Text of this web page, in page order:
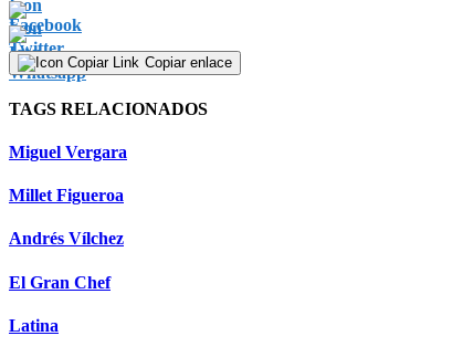
Copiar enlace
TAGS RELACIONADOS
Miguel Vergara
Millet Figueroa
Andrés Vílchez
El Gran Chef
Latina